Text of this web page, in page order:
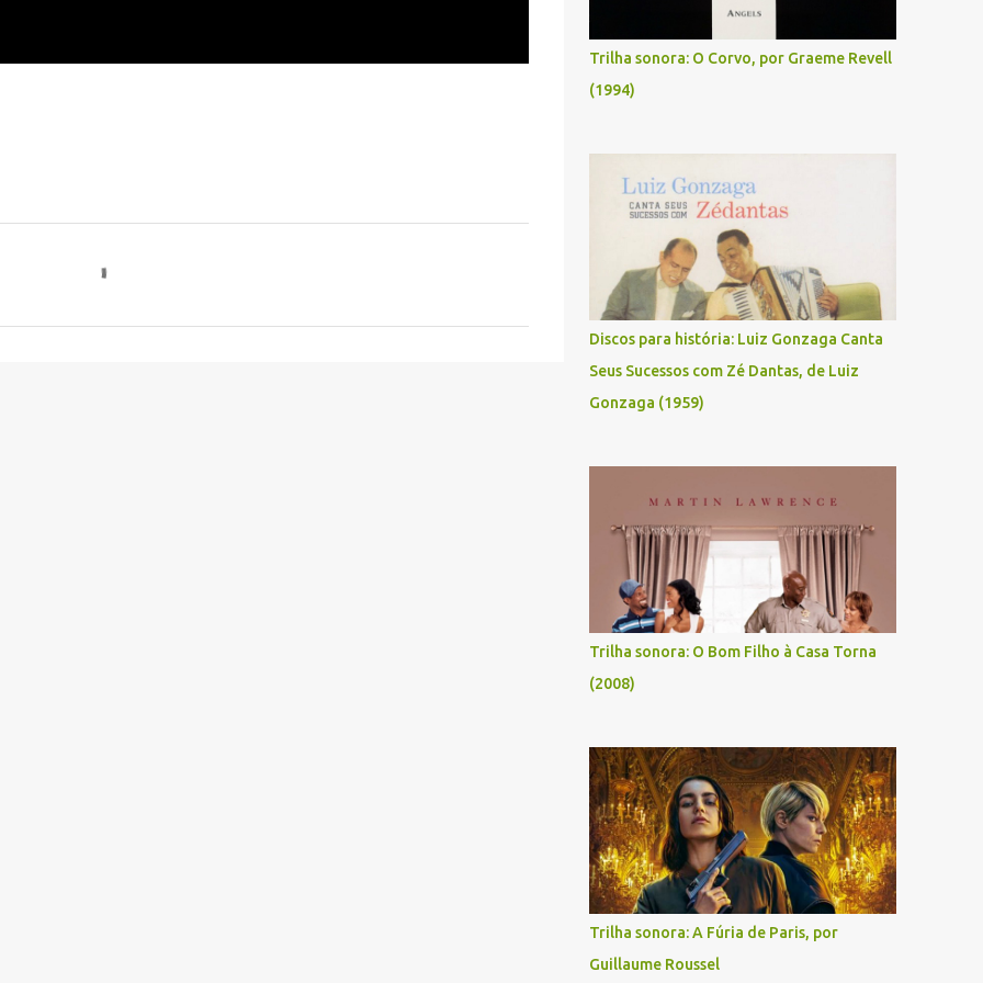
Trilha sonora: O Corvo, por Graeme Revell
(1994)
Discos para história: Luiz Gonzaga Canta
Seus Sucessos com Zé Dantas, de Luiz
Gonzaga (1959)
Trilha sonora: O Bom Filho à Casa Torna
(2008)
Trilha sonora: A Fúria de Paris, por
Guillaume Roussel